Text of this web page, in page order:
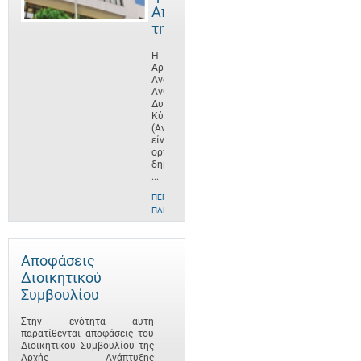
Αποστολή
της
Η
Αρχή
Ανάπτυξης
Ανθρώπινου
Δυναμικού
Κύπρου
(ΑνΑΔ)
είναι
οργανισμός
δημοσίου
...
ΠΕΡΙΣΣΌΤΕΡΕΣ
ΠΛΗΡΟΦΟΡΊΕΣ
Αποφάσεις
Διοικητικού
Συμβουλίου
Στην ενότητα αυτή
παρατίθενται αποφάσεις του
Διοικητικού Συμβουλίου της
Αρχής Ανάπτυξης